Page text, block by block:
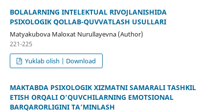
BOLALARNING INTELEKTUAL RIVOJLANISHIDA
PSIXOLOGIK QOʻLLAB-QUVVATLASH USULLARI
Matyakubova Maloxat Nurullayevna (Author)
221-225
Yuklab olish | Download
MAKTABDA PSIXOLOGIK XIZMATNI SAMARALI TASHKIL
ETISH ORQALI O‘QUVCHILARNING EMOTSIONAL
BARQARORLIGINI TA’MINLASH